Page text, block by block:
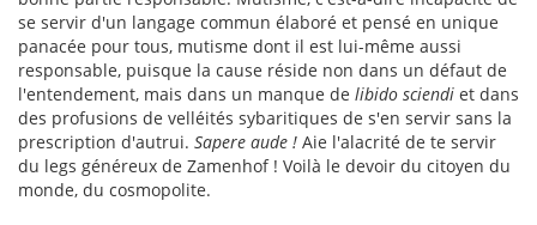
se servir d'un langage commun élaboré et pensé en unique
panacée pour tous, mutisme dont il est lui-même aussi
responsable, puisque la cause réside non dans un défaut de
l'entendement, mais dans un manque de libido sciendi et dans
des profusions de velléités sybaritiques de s'en servir sans la
prescription d'autrui. Sapere aude ! Aie l'alacrité de te servir
du legs généreux de Zamenhof ! Voilà le devoir du citoyen du
monde, du cosmopolite.